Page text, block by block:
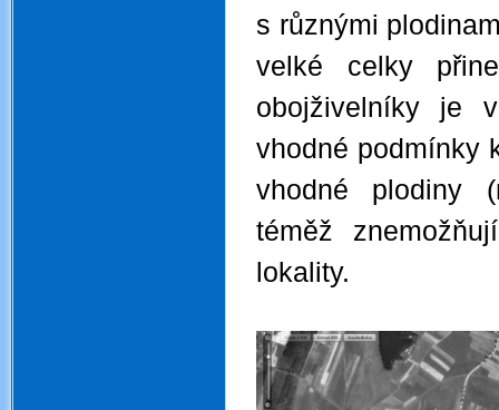
s různými
velké celky
obojživelníky je
vhodné podmínky
vhodné plodiny
téměž
lokality.